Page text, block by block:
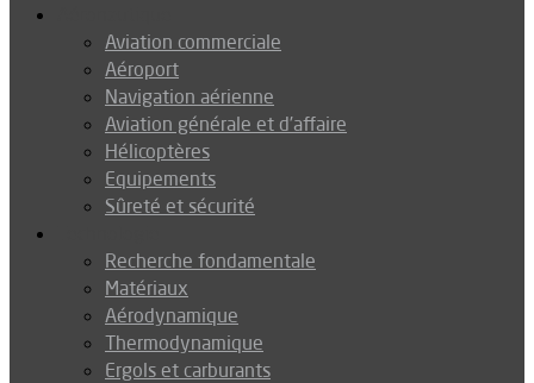
Aviation commerciale
Aéroport
Navigation aérienne
Aviation générale et d’affaire
Hélicoptères
Equipements
Sûreté et sécurité
Recherche fondamentale
Matériaux
Aérodynamique
Thermodynamique
Ergols et carburants